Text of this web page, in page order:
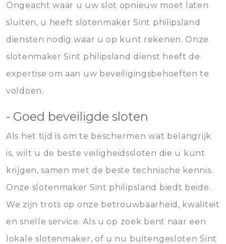
Ongeacht waar u uw slot opnieuw moet laten
sluiten, u heeft slotenmaker Sint philipsland
diensten nodig waar u op kunt rekenen. Onze
slotenmaker Sint philipsland dienst heeft de
expertise om aan uw beveiligingsbehoeften te
voldoen.
- Goed beveiligde sloten
Als het tijd is om te beschermen wat belangrijk
is, wilt u de beste veiligheidssloten die u kunt
krijgen, samen met de beste technische kennis.
Onze slotenmaker Sint philipsland biedt beide.
We zijn trots op onze betrouwbaarheid, kwaliteit
en snelle service. Als u op zoek bent naar een
lokale slotenmaker, of u nu buitengesloten Sint